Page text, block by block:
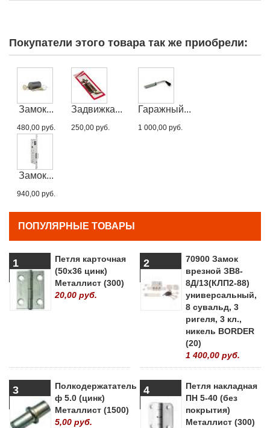
Покупатели этого товара так же приобрели:
Замок...
480,00 руб.
Задвижка...
250,00 руб.
Гаражный...
1 000,00 руб.
Замок...
940,00 руб.
ПОПУЛЯРНЫЕ ТОВАРЫ
1
Петля карточная
(50х36 цинк)
Металлист (300)
20,00 руб.
2
70900 Замок
врезной ЗВ8-
8Д/13(КЛП2-88)
универсальный,
8 сувальд, 3
ригеля, 3 кл.,
никель BORDER
(20)
1 400,00 руб.
3
Полкодержататель
ф 5.0 (цинк)
Металлист (1500)
5,00 руб.
4
Петля накладная
ПН 5-40 (без
покрытия)
Металлист (300)